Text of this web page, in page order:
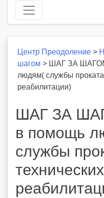
Центр Преодоление >
шагом > ШАГ ЗА
людям( службы проката
реабилитации)
ШАГ ЗА
в помощь
службы